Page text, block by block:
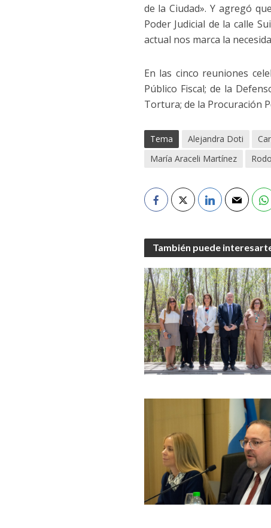
de la Ciudad». Y agregó
Poder Judicial de la calle
actual nos marca la
En las cinco reuniones
Público Fiscal; de la
Tortura; de la Procuración
Tema Alejandra Doti
María Araceli Martínez
También puede